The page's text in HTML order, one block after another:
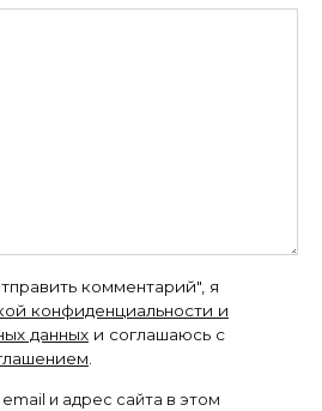
комментарий", я
конфиденциальности и
данных и соглашаюсь с
и адрес сайта в этом